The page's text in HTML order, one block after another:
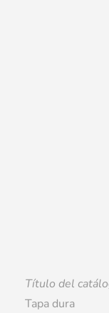
Título del
Tapa dura